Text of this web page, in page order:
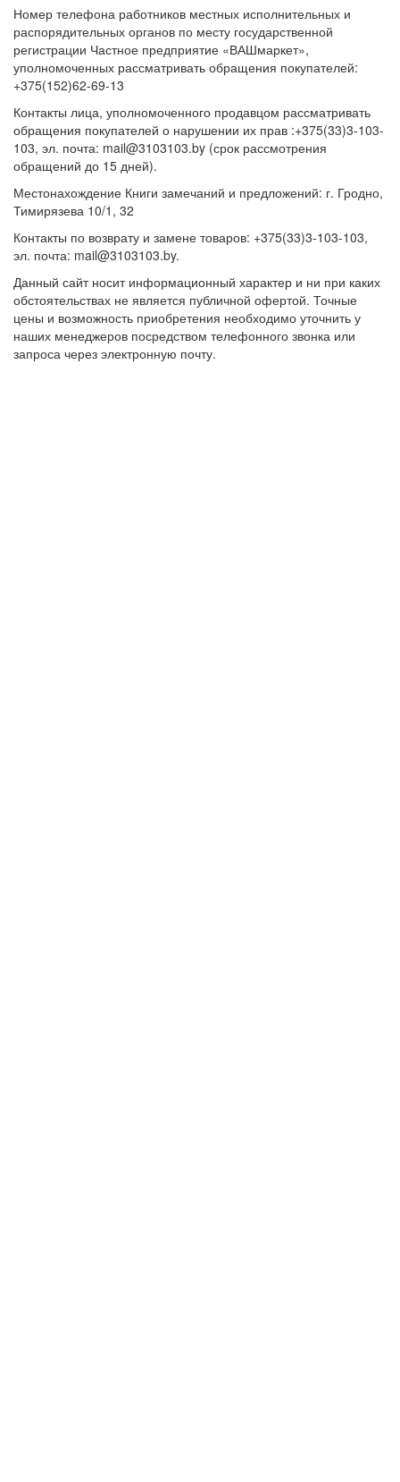
Номер телефона работников местных исполнительных и
распорядительных органов по месту государственной
регистрации Частное предприятие «ВАШмаркет»,
уполномоченных рассматривать обращения покупателей:
+375(152)62-69-13
Контакты лица, уполномоченного продавцом рассматривать
обращения покупателей о нарушении их прав :+375(33)3-103-
103, эл. почта: mail@3103103.by (срок рассмотрения
обращений до 15 дней).
Местонахождение Книги замечаний и предложений: г. Гродно,
Тимирязева 10/1, 32
Контакты по возврату и замене товаров: +375(33)3-103-103,
эл. почта: mail@3103103.by.
Данный сайт носит информационный характер и ни при каких
обстоятельствах не является публичной офертой. Точные
цены и возможность приобретения необходимо уточнить у
наших менеджеров посредством телефонного звонка или
запроса через электронную почту.